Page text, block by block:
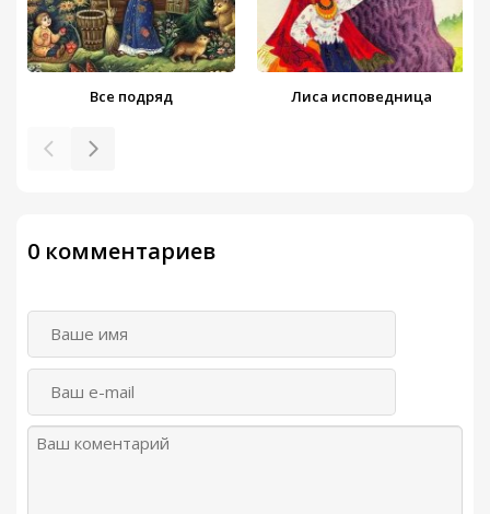
Все подряд Лиса исповедница
0 комментариев